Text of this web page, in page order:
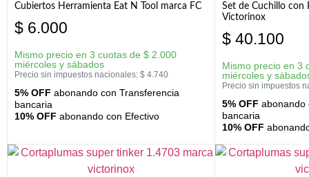
Cubiertos Herramienta Eat N Tool marca FC
$ 6.000
Mismo precio en 3 cuotas de $ 2.000
miércoles y sábados
Precio sin impuestos nacionales: $ 4.740
5% OFF abonando con Transferencia
bancaria
10% OFF abonando con Efectivo
Set de Cuchillo con
Victorinox
$ 40.100
Mismo precio en 3
miércoles y
Precio sin impuestos
5% OFF abonando
bancaria
10% OFF